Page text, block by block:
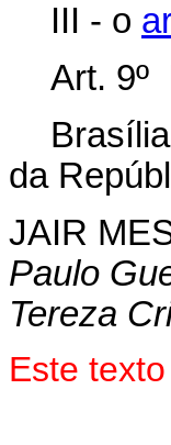
III - o
Art. 9º
da
JAIR
Paulo
Tereza
Este